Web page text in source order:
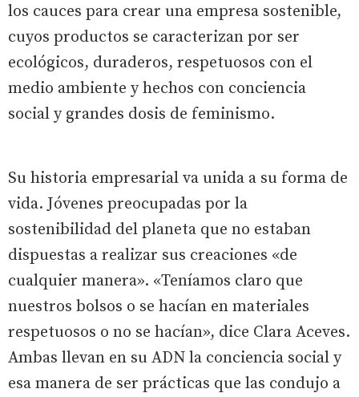
los cauces para crear una empresa sostenible,
cuyos productos se caracterizan por ser
ecológicos, duraderos, respetuosos con el
medio ambiente y hechos con conciencia
social y grandes dosis de feminismo.
Su historia empresarial va unida a su forma de
vida. Jóvenes preocupadas por la
sostenibilidad del planeta que no estaban
dispuestas a realizar sus creaciones «de
cualquier manera». «Teníamos claro que
nuestros bolsos o se hacían en materiales
respetuosos o no se hacían», dice Clara Aceves.
Ambas llevan en su ADN la conciencia social y
esa manera de ser prácticas que las condujo a